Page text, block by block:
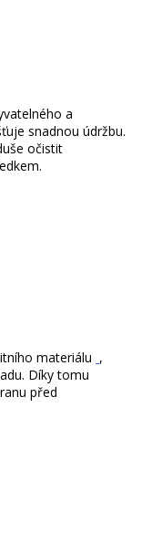
a
snadnou údržbu.
očistit
materiálu ,
Díky tomu
před